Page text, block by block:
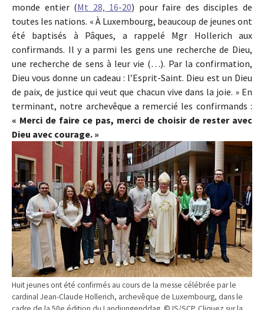
Huit jeunes ont été confirmés au cours de la messe célébrée par le
cardinal Jean-Claude Hollerich, archevêque de Luxembourg, dans le
monde entier (Mt 28, 16-20) pour faire des disciples de
toutes les nations. « À Luxembourg, beaucoup de jeunes ont
été baptisés à Pâques, a rappelé Mgr Hollerich aux
confirmands. Il y a parmi les gens une recherche de Dieu,
une recherche de sens à leur vie (…). Par la confirmation,
Dieu vous donne un cadeau : l’Esprit-Saint. Dieu est un Dieu
de paix, de justice qui veut que chacun vive dans la joie. » En
terminant, notre archevêque a remercié les confirmands :
« Merci de faire ce pas, merci de choisir de rester avec
Dieu avec courage. »